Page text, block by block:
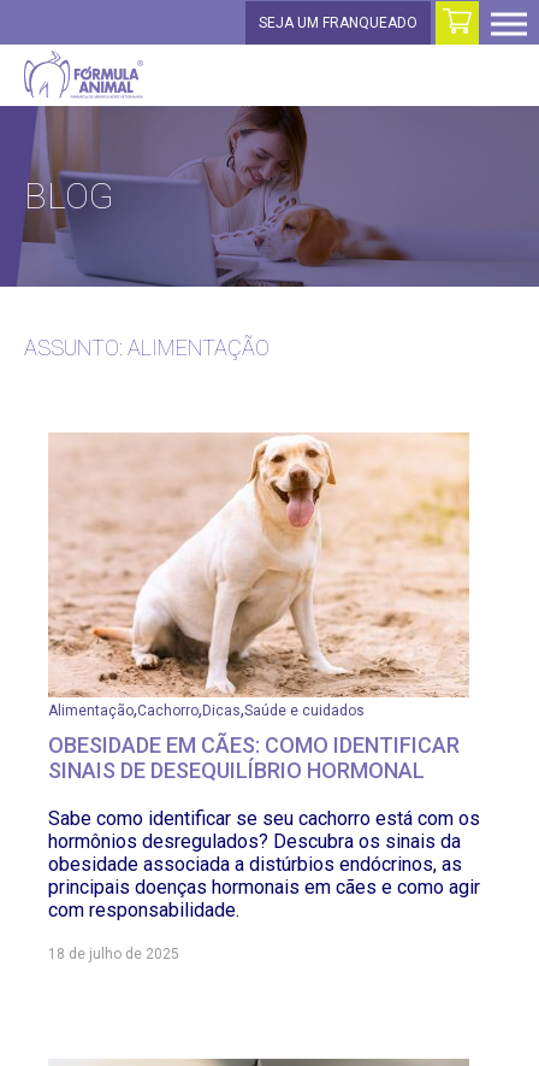
SEJA UM FRANQUEADO
BLOG
ASSUNTO: ALIMENTAÇÃO
Alimentação,Cachorro,Dicas,Saúde e cuidados
OBESIDADE EM CÃES: COMO IDENTIFICAR
SINAIS DE DESEQUILÍBRIO HORMONAL
Sabe como identificar se seu cachorro está com os
hormônios desregulados? Descubra os sinais da
obesidade associada a distúrbios endócrinos, as
principais doenças hormonais em cães e como agir
com responsabilidade.
18 de julho de 2025